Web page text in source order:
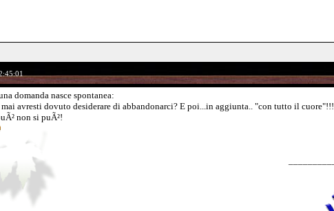
domanda nasce spontanea:
mai avresti dovuto desiderare di abbandonarci? E poi...in aggiunta.. "con tutto il cuore"!!!
non si puÃ²!